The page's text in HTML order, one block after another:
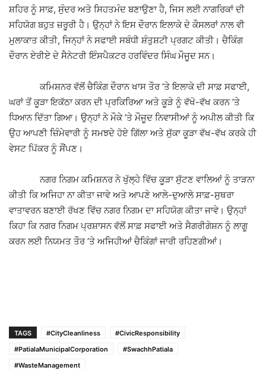
ਸ਼ਹਿਰ ਨੂੰ ਸਾਫ਼, ਸੁੰਦਰ ਅਤੇ ਸਿਹਤਮੰਦ ਬਣਾਉਣਾ ਹੈ, ਜਿਸ ਲਈ ਨਾਗਰਿਕਾਂ ਦੀ
ਸਹਿਯੋਗ ਬਹੁਤ ਜ਼ਰੂਰੀ ਹੈ। ਉਨ੍ਹਾਂ ਨੇ ਇਸ ਦੌਰਾਨ ਇਲਾਕੇ ਦੇ ਕੌਸਲਰਾਂ ਨਾਲ ਵੀ
ਮੁਲਾਕਾਤ ਕੀਤੀ, ਜਿਨ੍ਹਾਂ ਨੇ ਸਫਾਈ ਸਬੰਧੀ ਸ਼ੰਤੁਸ਼ਟੀ ਪ੍ਰਗਟ ਕੀਤੀ। ਚੈਕਿੰਗ
ਦੌਰਾਨ ਏਰੀਏ ਦੇ ਸੈਨੇਟਰੀ ਇੰਸਪੈਕਟਰ ਹਰਵਿੰਦਰ ਸਿੰਘਮੌਜੂਦ ਸਨ।
ਕਮਿਸ਼ਨਰ ਵੱਲੋਂ ਚੈਕਿੰਗ ਦੌਰਾਨ ਖਾਸ ਤੌਰ ’ਤੇ ਇਲਾਕੇ ਦੀ ਸਾਫ਼ ਸਫਾਈ,
ਘਰਾਂ ਤੋਂ ਕੂੜਾ ਇਕੱਠਾ ਕਰਨ ਦੀ ਪ੍ਰਕਿਰਿਆ ਅਤੇ ਕੂੜੇ ਨੂੰ ਵੱਖੋ-ਵੱਖ ਕਰਨ ’ਤੇ
ਧਿਆਨ ਦਿੱਤਾ ਗਿਆ। ਉਨ੍ਹਾਂ ਨੇ ਮੌਕੇ ’ਤੇ ਮੌਜੂਦ ਨਿਵਾਸੀਆਂ ਨੂੰ ਅਪੀਲ ਕੀਤੀ ਕਿ
ਉਹ ਆਪਣੀ ਜ਼ਿੰਮੇਵਾਰੀ ਨੂੰ ਸਮਝਦੇ ਹੋਏ ਗਿੱਲਾ ਅਤੇ ਸੁੱਕਾ ਕੂੜਾ ਵੱਖ-ਵੱਖ ਕਰਕੇ ਹੀ
ਵੇਸਟ ਪਿੱਕਰ ਨੂੰ ਸੌਂਪਣ।
ਨਗਰ ਨਿਗਮ ਕਮਿਸ਼ਨਰ ਨੇ ਖੁੱਲ੍ਹੇ ਵਿੱਚ ਕੂੜਾ ਸੁੱਟਣ ਵਾਲਿਆਂ ਨੂੰ ਤਾੜਨਾ
ਕੀਤੀ ਕਿ ਅਜਿਹਾ ਨਾ ਕੀਤਾ ਜਾਵੇ ਅਤੇ ਆਪਣੇ ਆਲੇ-ਦੁਆਲੇ ਸਾਫ਼-ਸੁਥਰਾ
ਵਾਤਾਵਰਨ ਬਣਾਈ ਰੱਖਣ ਵਿੱਚ ਨਗਰ ਨਿਗਮ ਦਾ ਸਹਿਯੋਗ ਕੀਤਾ ਜਾਵੇ। ਉਨ੍ਹਾਂ
ਕਿਹਾ ਕਿ ਨਗਰ ਨਿਗਮ ਪ੍ਰਸ਼ਾਸਨ ਵੱਲੋਂ ਸਾਫ਼ ਸਫਾਈ ਅਤੇ ਸੈਗਰੀਗੇਸ਼ਨ ਨੂੰ ਲਾਗੂ
ਕਰਨ ਲਈ ਨਿਯਮਤ ਤੌਰ ’ਤੇ ਅਜਿਹੀਆਂ ਚੈਕਿੰਗਾਂ ਜਾਰੀ ਰਹਿਣਗੀਆਂ।
TAGS #CityCleanliness
#CivicResponsibility
#PatialaMunicipalCorporation
#SwachhPatiala
#WasteManagement